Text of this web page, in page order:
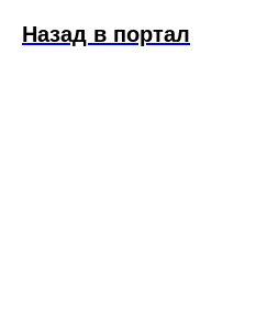
Назад в портал